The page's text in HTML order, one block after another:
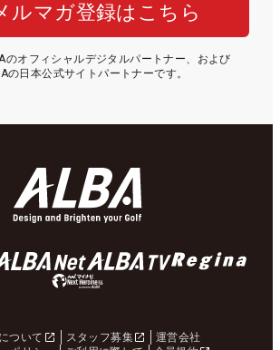
ルマガ登録はこちら
のオフィシャルデジタルパートナー、および
の日本公式サイトパートナーです。
ついて スタッフ募集
運営会社